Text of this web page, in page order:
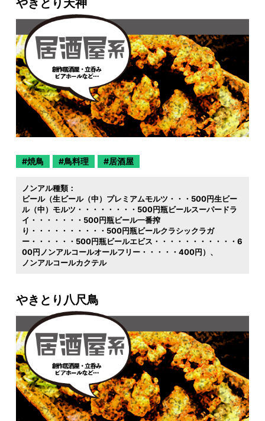
やきとり天神
焼鳥 鳥料理 居酒屋
ノンアル種類：
ビール（生ビール（中）プレミアムモルツ・・・500円生ビー
ル（中）モルツ・・・・・・・・500円瓶ビールスーパードラ
イ・・・・・・・500円瓶ビール一番搾
り・・・・・・・・・・500円瓶ビールクラシックラガ
ー・・・・・・500円瓶ビールエビス・・・・・・・・・・・6
00円ノンアルコールオールフリー・・・・・400円）
ノンアルコールカクテル
やきとり八尺鳥